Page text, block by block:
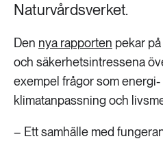
Naturvårdsverket.
Den nya rapporten pekar
och säkerhetsintressena
exempel frågor som
klimatanpassning och
– Ett samhälle med